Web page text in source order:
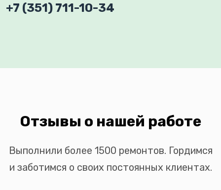
+7 (351) 711-10-34
Отзывы о нашей работе
Выполнили более 1500 ремонтов. Гордимся
и заботимся о своих постоянных клиентах.